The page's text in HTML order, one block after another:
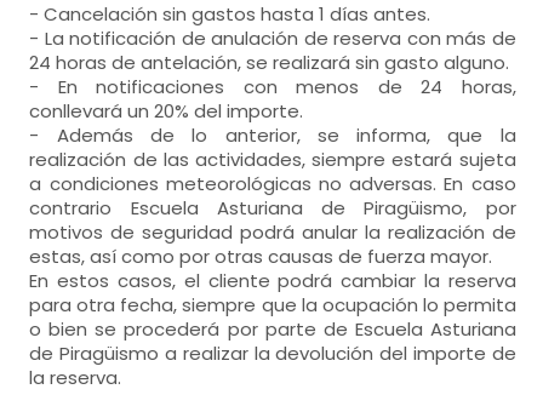
- Cancelación sin gastos hasta 1 días antes.
- La notificación de anulación de reserva con más de
24 horas de antelación, se realizará sin gasto alguno.
- En notificaciones con menos de 24 horas,
conllevará un 20% del importe.
- Además de lo anterior, se informa, que la
realización de las actividades, siempre estará sujeta
a condiciones meteorológicas no adversas. En caso
contrario Escuela Asturiana de Piragüismo, por
motivos de seguridad podrá anular la realización de
estas, así como por otras causas de fuerza mayor.
En estos casos, el cliente podrá cambiar la reserva
para otra fecha, siempre que la ocupación lo permita
o bien se procederá por parte de Escuela Asturiana
de Piragüismo a realizar la devolución del importe de
la reserva.